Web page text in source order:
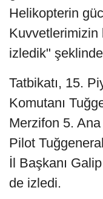
Helikopterin
Kuvvetlerimizin
izledik"
Tatbikatı, 15.
Komutanı
Merzifon 5.
Pilot
İl Başkanı
de izledi.